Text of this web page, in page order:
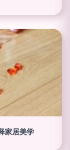
家居美学